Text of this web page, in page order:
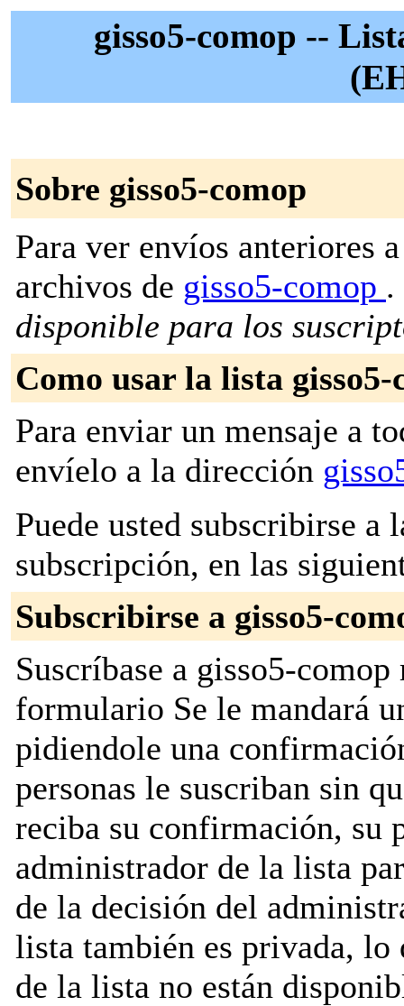
gisso5-comop --
Sobre gisso5-comop
Para ver envíos anteriores
archivos de gisso5-comop .
disponible para los
Como usar la lista gisso5-
Para enviar un mensaje a
envíelo a la dirección
Puede usted subscribirse a
subscripción, en las
Subscribirse a gisso5-
Suscríbase a gisso5-
formulario Se le mandará
pidiendole una
personas le suscriban sin
reciba su confirmación, su
administrador de la lista
de la decisión del
lista también es privada,
de la lista no están